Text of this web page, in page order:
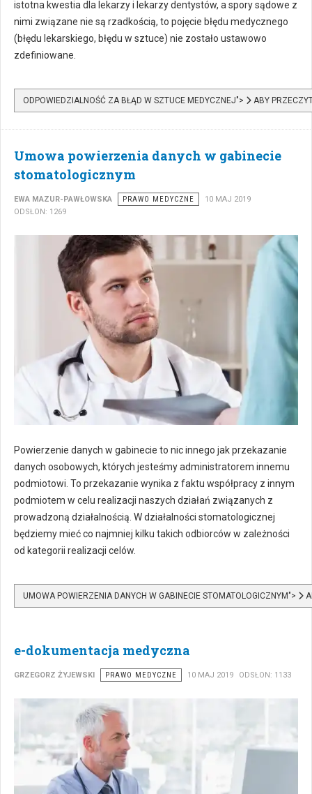
istotna kwestia dla lekarzy i lekarzy dentystów, a spory sądowe z
nimi związane nie są rzadkością, to pojęcie błędu medycznego
(błędu lekarskiego, błędu w sztuce) nie zostało ustawowo
zdefiniowane.
ODPOWIEDZIALNOŚĆ ZA BŁĄD W SZTUCE MEDYCZNEJ"> ABY
Umowa powierzenia danych w gabinecie
stomatologicznym
EWA MAZUR-PAWŁOWSKA PRAWO MEDYCZNE
10 MAJ 2019
ODSŁON: 1269
Powierzenie danych w gabinecie to nic innego jak przekazanie
danych osobowych, których jesteśmy administratorem innemu
podmiotowi. To przekazanie wynika z faktu współpracy z innym
podmiotem w celu realizacji naszych działań związanych z
prowadzoną działalnością. W działalności stomatologicznej
będziemy mieć co najmniej kilku takich odbiorców w zależności
od kategorii realizacji celów.
UMOWA POWIERZENIA DANYCH W GABINECIE STOMATOLOGICZNYM">
e-dokumentacja medyczna
GRZEGORZ ŻYJEWSKI PRAWO MEDYCZNE 10 MAJ 2019 ODSŁON: 1133